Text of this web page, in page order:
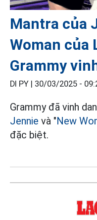
Mantra của
Woman của
Grammy
DI PY | 30/03/2025 -
Grammy đã vinh
Jennie và "New
đặc biệt.